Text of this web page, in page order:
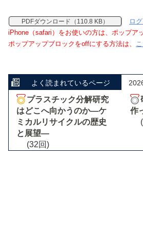
PDFダウンロード（110.8 KB）
ロ
iPhone（safari）をお使いの方は、ポップア
ポップアップブロックをoffにする方法は、
よく読まれているページ
プラスチック分解研究
はどこへ向かうのか―ケ
ミカルリサイクルの歴史
と展望―
(32回)
作